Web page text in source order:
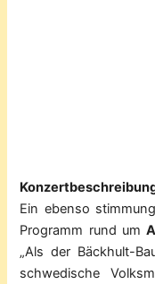
Ein ebenso
Programm rund um
„Als der Bäckhult-
schwedische